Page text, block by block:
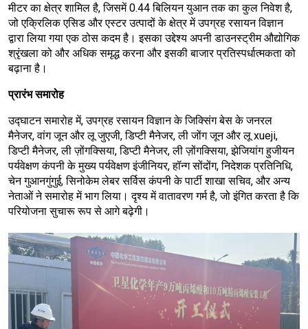
मीटर का क्षेत्र शामिल है, जिसमें 0.44 बिलियन युआन तक का कुल निवेश है,
जो एक्रिलिक एसिड और एस्टर उत्पादों के क्षेत्र में उपग्रह रसायन विज्ञान
द्वारा लिया गया एक ठोस कदम है। इसका उद्देश्य अपनी डाउनस्ट्रीम औद्योगिक
श्रृंखला को और अधिक समृद्ध करना और इसकी बाजार प्रतिस्पर्धात्मकता को
बढ़ाना है।
प्रारंभ समारोह
उद्घाटन समारोह में, उपग्रह रसायन विज्ञान के जिक्सिंग बेस के जनरल
मैनेजर, वांग जून और लू जुएजी, डिप्टी मैनेजर, ली जोंग जून और लू xueji,
डिप्टी मैनेजर, ली ज़ोंगक्सिया, डिप्टी मैनेजर, ली ज़ोंगक्सिया, झेजियांग हुजीयन
पर्यवेक्षण कंपनी के मुख्य पर्यवेक्षण इंजीनियर, हॉन्ग सोंदोंग, निदेशक प्रतिनिधि,
चेन गुआनगुंगुई, सिनोकेम लेबर सर्विस कंपनी के पार्टी शाखा सचिव, और अन्य
नेताओं ने समारोह में भाग लिया। दृश्य में वातावरण गर्म है, जो इंगित करता है कि
परियोजना सुचारू रूप से आगे बढ़ेगी।